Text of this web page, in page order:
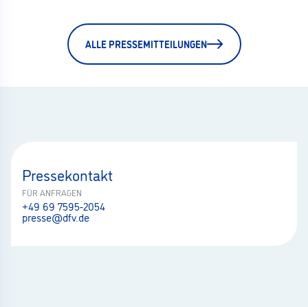
ALLE PRESSEMITTEILUNGEN
Pressekontakt
FÜR ANFRAGEN
+49 69 7595-2054
presse@dfv.de